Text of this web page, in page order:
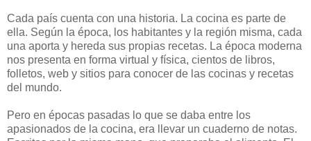
Cada país cuenta con una historia. La cocina es parte de
ella. Según la época, los habitantes y la región misma, cada
una aporta y hereda sus propias recetas. La época moderna
nos presenta en forma virtual y física, cientos de libros,
folletos, web y sitios para conocer de las cocinas y recetas
del mundo.
Pero en épocas pasadas lo que se daba entre los
apasionados de la cocina, era llevar un cuaderno de notas.